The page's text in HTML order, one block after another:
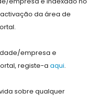
da área de
empresa e
registe-a aqui.
sobre qualquer